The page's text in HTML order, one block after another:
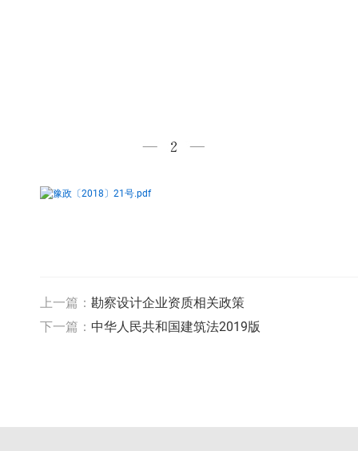
豫政〔2018〕21号.pdf
上一篇： 勘察设计企业资质相关政策
下一篇： 中华人民共和国建筑法2019版